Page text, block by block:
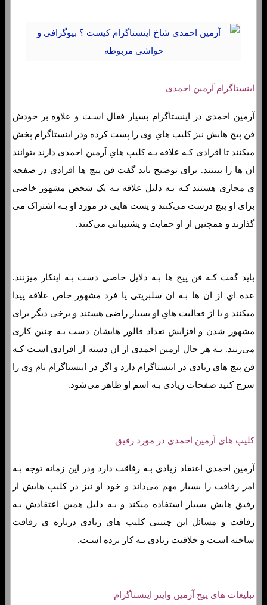
اینستاگرام آرمین احمدی
آرمین احمدی در اینستاگرام بسیار فعال اسـت و علاوه بر خودش
فن پیج هایش نیز کلیپ هاي‌ وی را پست کرده ودر اینستاگرام پخش
میکنند تا افرادی کـه علاقه بـه کلیپ هاي‌ آرمین احمدی دارند بتوانند
ان ها را ببینند. برای توضیح باید گفت فن پیج ها افرادی در صفحه
ي مجازی هستند کـه بـه دلیل علاقه بـه یک شخص مشهور خاصی
برای او پیج درست می‌کنند و پست هایي در مورد او بـه اشتراک می
گذارند و همچنین از او حمایت و پشتیبانی می‌کنند.
باید گفت کـه فن پیج ها بـه دلایل خاصی دست بـه اینکار میزنند.
عده اي از ان ها بـه ان سلبریتی یا فرد مشهور خاص علاقه پیدا
میکنند و یا از فعالیت هاي‌ او بسیار راضی هستند و برخی دیگر برای
مشهور شدن و افزایش تعداد فالور هایشان دست بـه چنین کاری
می‌زنند. بـه هر حال ارمین احمدی از ان دسته از افرادی اسـت کـه
فن پیج هاي‌ زیادی در اینستاگرام دارد و اگر در اینستاگرام نام وی را
سرچ کنید صفحات زیادی بـه اسم او ظاهر می‌شود.
کلیپ های آرمین احمدی در مورد رفیق
آرمین احمدی اعتقاد زیادی بـه رفاقت دارد ودر این زمانه توجه بـه
امر رفاقت را بسیار مهم می‌داند و خود او نیز در کلیپ هایش ار
رفیق هایش بسیار استفاده میکند و بـه دلیل همین اعتقادش بـه
رفاقت و مسائل این چنینی کلیپ هاي‌ زیادی درباره ي رفاقت
ساخته اسـت و خلاقیت زیادی بـه کار برده اسـت.
تبلیغات های پیج آرمین واینر اینستاگرام